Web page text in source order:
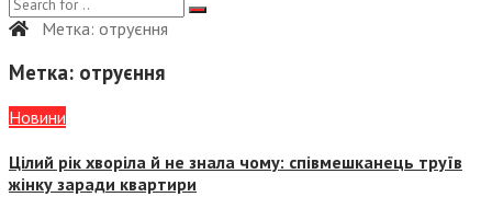
Метка: отруєння
Метка: отруєння
Новини
Цілий рік хворіла й не знала чому: співмешканець труїв
жінку заради квартири